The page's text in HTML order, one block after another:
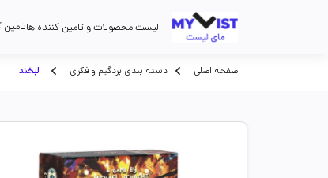
لیست محصولات و تامین کننده هاتامین
صفحه اصلی دسته بندی بردگیم و فکری لبخند